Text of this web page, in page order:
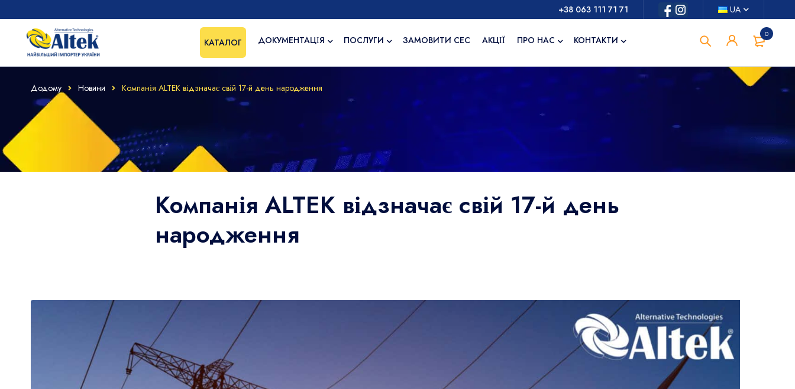
UA
+38 063 111 71 71
0
КАТАЛОГ ДОКУМЕНТАЦІЯ ПОСЛУГИ ЗАМОВИТИ СЕС АКЦІЇ ПРО НАС КОНТАКТИ
Додому Новини Компанія ALTEK відзначає свій 17-й день народження
Компанія ALTEK відзначає свій 17-й день
народження